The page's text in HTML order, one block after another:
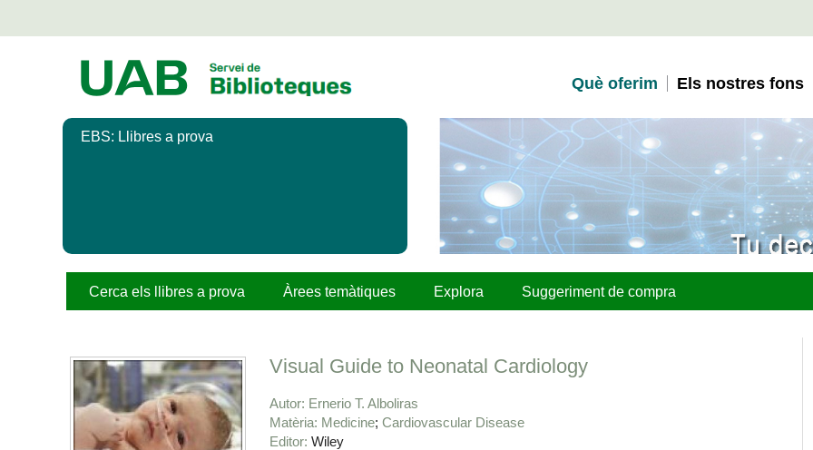
Què oferim Els nostres fons
EBS: Llibres a prova
Cerca els llibres a prova Àrees temàtiques Explora Suggeriment de compra
Visual Guide to Neonatal Cardiology
Autor Ernerio T. Alboliras
Matèria Medicine Cardiovascular Disease
Editor Wiley